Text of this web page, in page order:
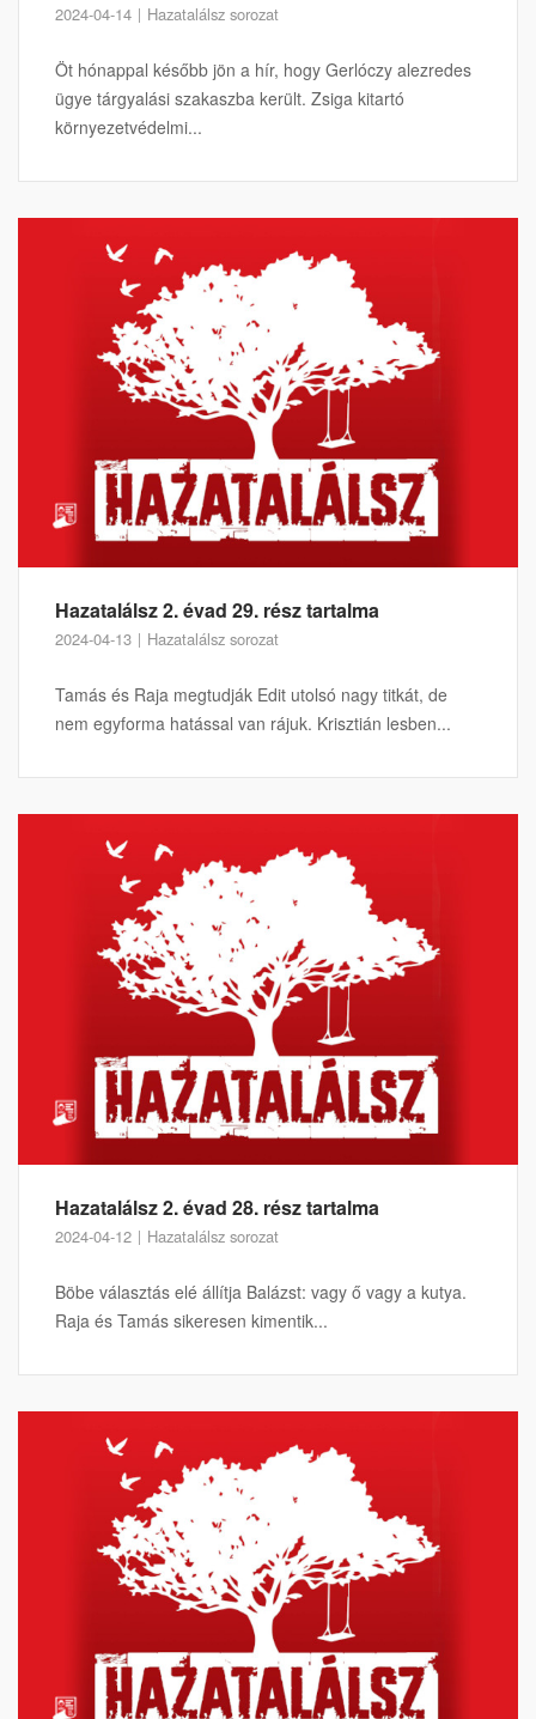
2024-04-14 Hazatalálsz sorozat
Öt hónappal később jön a hír, hogy Gerlóczy alezredes
ügye tárgyalási szakaszba került. Zsiga kitartó
környezetvédelmi...
Hazatalálsz 2. évad 29. rész tartalma
2024-04-13 Hazatalálsz sorozat
Tamás és Raja megtudják Edit utolsó nagy titkát, de
nem egyforma hatással van rájuk. Krisztián lesben...
Hazatalálsz 2. évad 28. rész tartalma
2024-04-12 Hazatalálsz sorozat
Böbe választás elé állítja Balázst: vagy ő vagy a kutya.
Raja és Tamás sikeresen kimentik...